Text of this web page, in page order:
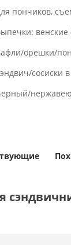
пончиков,
венские
орешки/
сосиски